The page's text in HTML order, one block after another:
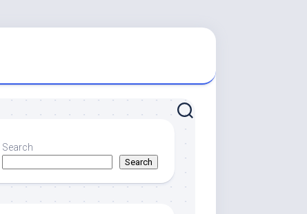
Search
Search